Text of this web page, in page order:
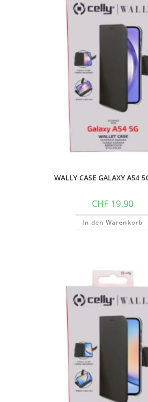
WALLY CASE GALAXY A54
CHF19.90
In den Warenkorb